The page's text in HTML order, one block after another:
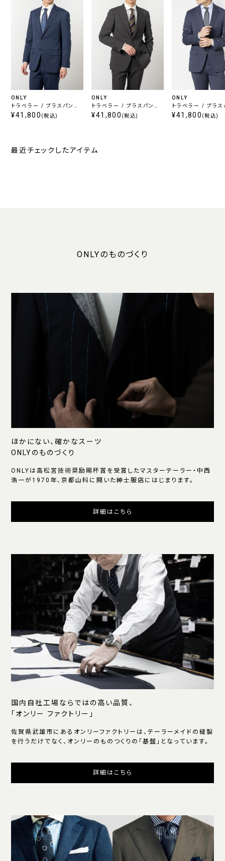
ONLY
トラベラー / プラスパンツ
セット ネイビーチェック
¥41,800 (税込)
ONLY
トラベラー / プラスパンツ
セット ブラウンマイクロチ
¥41,800 (税込)
ONLY
トラベラー / プラス
セット ブルー無地
¥41,800 (税込)
最近チェックしたアイテム
ONLYのものづくり
ほかにない、確かなスーツ
ONLYのものづくり
ONLYは高松宮技術奨励賜杯賞を受賞したマスターテーラー・中西
浩一が1970年、京都山科に開いた紳士服店にはじまります。
詳細はこちら
国内自社工場ならではの高い品質、
「オンリー ファクトリー」
佐賀県武雄市にあるオンリーファクトリーは、テーラーメイドの縫製
を行うだけでなく、オンリーのものつくりの「基盤」となっています。
詳細はこちら